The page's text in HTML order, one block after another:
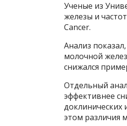
Ученые из
железы и
Cancer.
Анализ
молочной
снижался
Отдельный
эффективнее
доклинических
этом различия